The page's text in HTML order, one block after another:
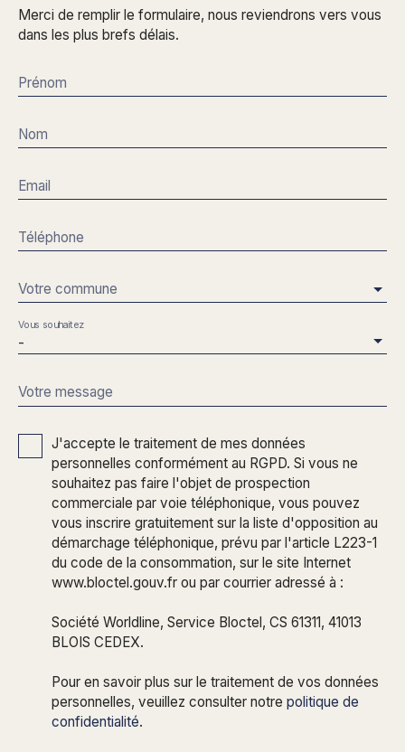
Merci de remplir le formulaire, nous reviendrons vers vous
dans les plus brefs délais.
Prénom
Nom
Email
Téléphone
Votre commune
-
Vous souhaitez
Votre message
J'accepte le traitement de mes données
personnelles conformément au RGPD. Si vous ne
souhaitez pas faire l'objet de prospection
commerciale par voie téléphonique, vous pouvez
vous inscrire gratuitement sur la liste d'opposition au
démarchage téléphonique, prévu par l'article L223-1
du code de la consommation, sur le site Internet
www.bloctel.gouv.fr ou par courrier adressé à :
Société Worldline, Service Bloctel, CS 61311, 41013
BLOIS CEDEX.
Pour en savoir plus sur le traitement de vos données
personnelles, veuillez consulter notre politique de
confidentialité.